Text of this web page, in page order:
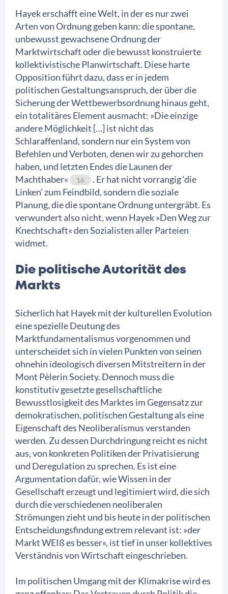
Hayek erschafft eine Welt, in der es nur zwei
Arten von Ordnung geben kann: die spontane,
unbewusst gewachsene Ordnung der
Marktwirtschaft oder die bewusst konstruierte
kollektivistische Planwirtschaft. Diese harte
Opposition führt dazu, dass er in jedem
politischen Gestaltungsanspruch, der über die
Sicherung der Wettbewerbsordnung hinaus geht,
ein totalitäres Element ausmacht: »Die einzige
andere Möglichkeit […] ist nicht das
Schlaraffenland, sondern nur ein System von
Befehlen und Verboten, denen wir zu gehorchen
haben, und letzten Endes die Launen der
Machthaber«
16
. Er hat nicht vorrangig ‘die
Linken’ zum Feindbild, sondern die soziale
Planung, die die spontane Ordnung untergräbt. Es
verwundert also nicht, wenn Hayek »Den Weg zur
Knechtschaft« den Sozialisten aller Parteien
widmet.
Die politische Autorität des
Markts
Sicherlich hat Hayek mit der kulturellen Evolution
eine spezielle Deutung des
Marktfundamentalismus vorgenommen und
unterscheidet sich in vielen Punkten von seinen
ohnehin ideologisch diversen Mitstreitern in der
Mont Pèlerin Society. Dennoch muss die
konstitutiv gesetzte gesellschaftliche
Bewusstlosigkeit des Marktes im Gegensatz zur
demokratischen, politischen Gestaltung als eine
Eigenschaft des Neoliberalismus verstanden
werden. Zu dessen Durchdringung reicht es nicht
aus, von konkreten Politiken der Privatisierung
und Deregulation zu sprechen. Es ist eine
Argumentation dafür, wie Wissen in der
Gesellschaft erzeugt und legitimiert wird, die sich
durch die verschiedenen neoliberalen
Strömungen zieht und bis heute in der politischen
Entscheidungsfindung extrem relevant ist: »der
Markt WEIß es besser«, ist tief in unser kollektives
Verständnis von Wirtschaft eingeschrieben.
Im politischen Umgang mit der Klimakrise wird es